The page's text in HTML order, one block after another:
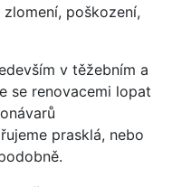
poškození,
v těžebním a
se renovacemi lopat
prasklá, nebo